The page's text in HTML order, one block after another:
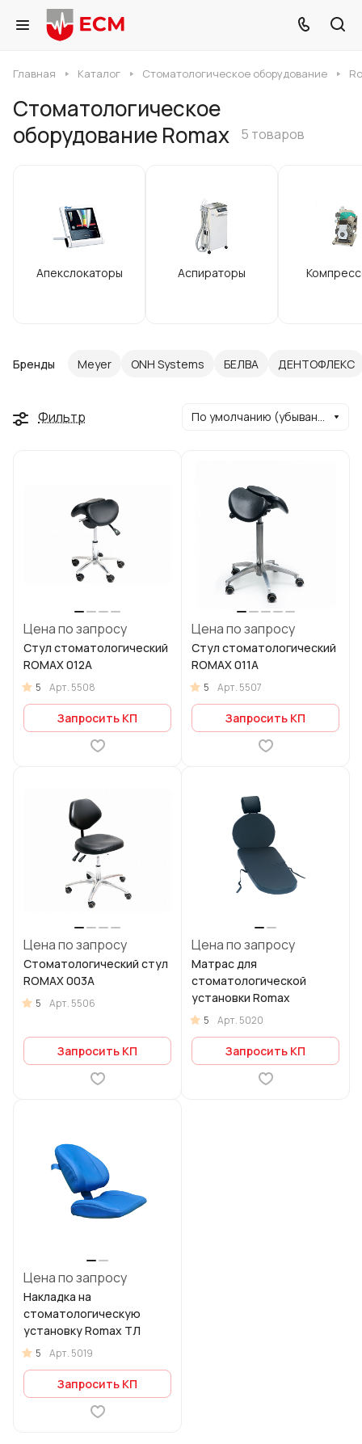
Главная Каталог Стоматологическое оборудование
Стоматологическое
оборудование Romax
5 товаров
Апекслокаторы Аспираторы
Бренды Meyer ONH Systems БЕЛВА ДЕНТОФЛЕКС
Фильтр По умолчанию (убывание)
Цена по запросу
Стул стоматологический
ROMAX 012А
5 Арт. 5508
Запросить КП
Цена по запросу
Стул стоматологический
ROMAX 011А
5 Арт. 5507
Запросить КП
Цена по запросу
Стоматологический стул
ROMAX 003A
5 Арт. 5506
Запросить КП
Цена по запросу
Матрас для
стоматологической
установки Romax
5 Арт. 5020
Запросить КП
Цена по запросу
Накладка на
стоматологическую
установку Romax ТЛ
5 Арт. 5019
Запросить КП